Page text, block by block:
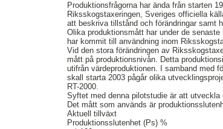
Produktionsfrågorna har ända från starten
Riksskogstaxeringen, Sveriges officiella
att beskriva tillstånd och förändringar samt
Olika produktionsmått har under de
har kommit till användning inom
Vid den stora förändringen av
mått på produktionsnivån. Detta
utifrån värdeproduktionen. I samband med
skall starta 2003 pågår olika
RT-2000.
Syftet med denna pilotstudie är att
Det mått som används är
Aktuell tillväxt
Produktionsslutenhet (Ps) %